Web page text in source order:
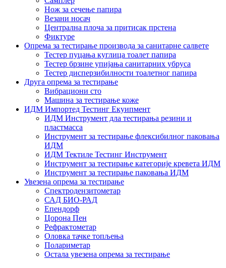
Нож за сечење папира
Везани носач
Централна плоча за притисак прстена
Фиктуре
Опрема за тестирање производа за санитарне салвете
Тестер пуцања куглица тоалет папира
Тестер брзине упијања санитарних убруса
Тестер дисперзибилности тоалетног папира
Друга опрема за тестирање
Вибрациони сто
Машина за тестирање коже
ИДМ Импортед Тестинг Екуипмент
ИДМ Инструмент дла тестирања резини и
пластмасса
Инструмент за тестирање флексибилног паковања
ИДМ
ИДМ Тектиле Тестинг Инструмент
Инструмент за тестирање категорије кревета ИДМ
Инструмент за тестирање паковања ИДМ
Увезена опрема за тестирање
Спектродензитометар
САД БИО-РАД
Епендорф
Цорона Пен
Рефрактометар
Оловка тачке топљења
Полариметар
Остала увезена опрема за тестирање